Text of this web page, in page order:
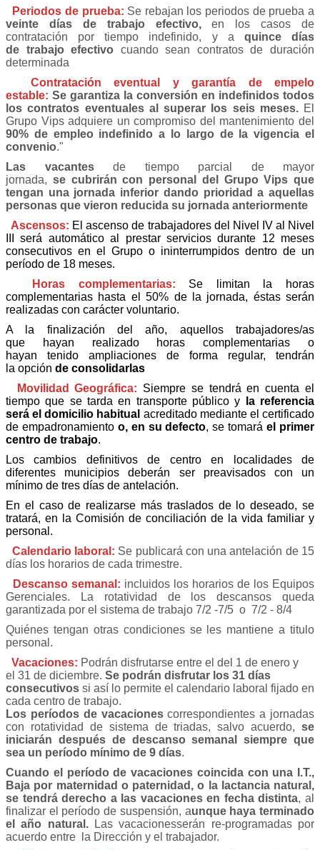
Periodos de prueba: Se rebajan los periodos de prueba a
veinte días de trabajo efectivo,en los casos de
contratación por tiempo indefinido, y a quince días
de trabajo efectivo cuando sean contratos de duración
determinada
Contratación eventual y garantía de empelo
estable: Se garantiza la conversión en indefinidos todos
los contratos eventuales al superar los seis meses.El
Grupo Vips adquiere un compromiso del mantenimiento del
90% de empleo indefinido a lo largo de la vigencia el
convenio."
Las vacantesde tiempo parcial de mayor
jornada, se cubrirán con personal del Grupo Vips que
tengan una jornada inferior dando prioridad a aquellas
personas que vieron reducida su jornada anteriormente
Ascensos: El ascenso de trabajadores del Nivel IV al Nivel
III será automático al prestar servicios durante 12 meses
consecutivos en el Grupo o ininterrumpidos dentro de un
período de 18 meses.
Horas complementarias: Se limitan la horas
complementarias hasta el 50% de la jornada, éstas serán
realizadas con carácter voluntario.
A la finalización del año, aquellos trabajadores/as
que hayan realizado horas complementarias o
hayan tenido ampliaciones de forma regular, tendrán
la opción de consolidarlas
Movilidad Geográfica: Siempre se tendrá en cuenta el
tiempo que se tarda en transporte público y
la referencia
será el domicilio habitual acreditado mediante el certificado
de empadronamiento o, en su defecto, se tomaráel primer
centro de trabajo.
Los cambios definitivos de centro en localidades de
diferentes municipios deberán ser preavisados con un
mínimo de tres días de antelación.
En el caso de realizarse más traslados de lo deseado, se
tratará, en la Comisión de conciliación de la vida familiar y
personal.
Calendario laboral: Se publicará con una antelación de 15
días los horarios de cada trimestre.
Descanso semanal: incluidos los horarios de los Equipos
Gerenciales.
La rotatividad de los descansos queda
garantizada por el sistema de trabajo 7/2 -7/5 o 7/2 - 8/4
Quiénes tengan otras condiciones se les mantiene a titulo
personal.
Vacaciones: Podrán disfrutarse entre el del 1 de enero y
el 31 de diciembre. Se podrán disfrutar los 31 días
consecutivos si así lo permite el calendario laboral fijado en
cada centro de trabajo.
Los períodos de vacacionescorrespondientes a jornadas
con rotatividad de sistema de triadas, salvo acuerdo, se
iniciarán después de descanso semanal siempre que
sea un período mínimo de 9 días.
Cuando el período de vacaciones coincida con una I.T.,
Baja por maternidad o paternidad, o la lactancia natural,
se tendrá derecho a las vacaciones en fecha distinta, al
finalizar el período de suspensión, aunque haya terminado
el año natural.
Las vacacionesserán re-programadas por
acuerdo entre la Dirección y el trabajador.